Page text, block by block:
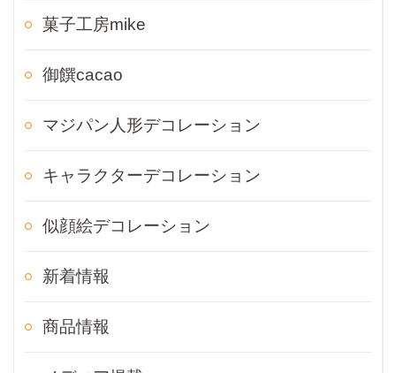
菓子工房mike
御饌cacao
マジパン人形デコレーション
キャラクターデコレーション
似顔絵デコレーション
新着情報
商品情報